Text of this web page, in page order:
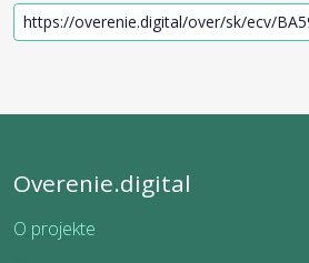
Overenie.digital
O projekte